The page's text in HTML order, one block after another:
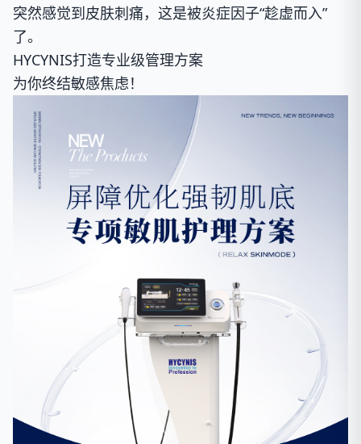
突然感觉到皮肤刺痛，这是被炎症因子“趁虚而入”
了。
HYCYNIS打造专业级管理方案
为你终结敏感焦虑！